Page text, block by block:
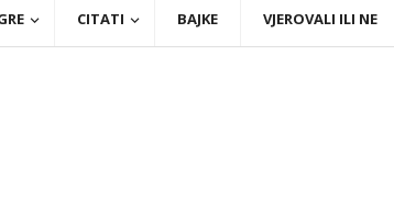
CITATI BAJKE VJEROVALI ILI NE